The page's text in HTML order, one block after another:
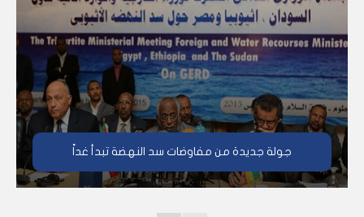
جولة جديدة من مفاوضات سد النهضة تبدأ غداً